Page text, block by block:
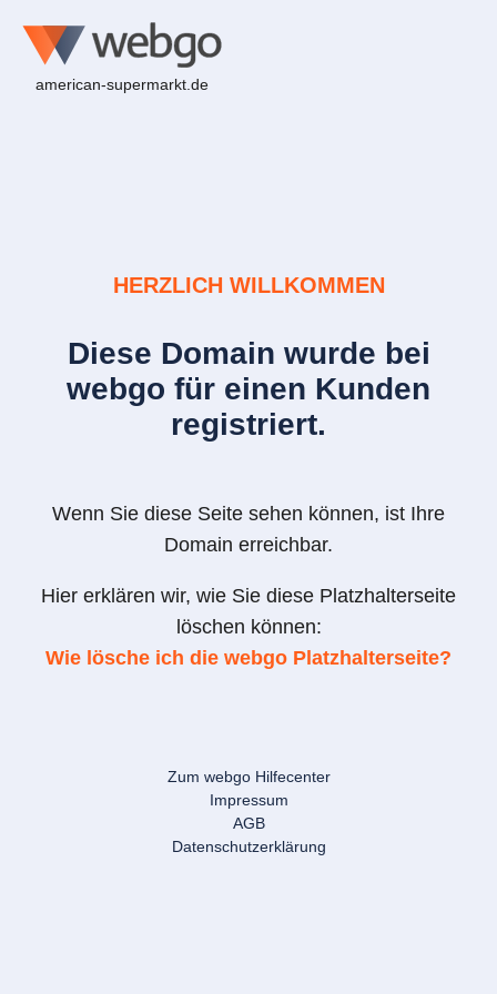
american-supermarkt.de
HERZLICH WILLKOMMEN
Diese Domain wurde bei
webgo für einen Kunden
registriert.
Wenn Sie diese Seite sehen können, ist Ihre
Domain erreichbar.
Hier erklären wir, wie Sie diese Platzhalterseite
löschen können:
Wie lösche ich die webgo Platzhalterseite?
Zum webgo Hilfecenter
Impressum
AGB
Datenschutzerklärung